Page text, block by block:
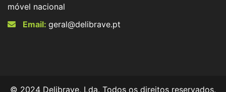
móvel nacional
Email: geral@delibrave.pt
© 2024 Delibrave, Lda. Todos os direitos reservados.